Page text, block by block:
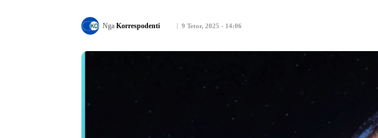
9 Tetor, 2025 - 14:06
Nga Korrespodenti